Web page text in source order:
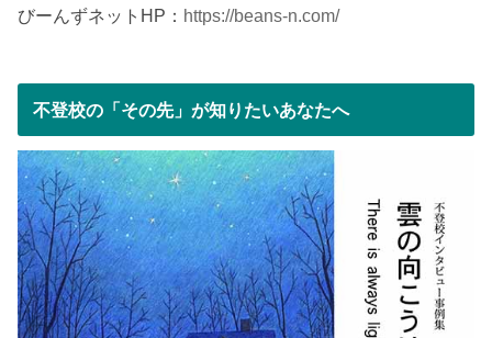
びーんずネットHP： https://beans-n.com/
不登校の「その先」が知りたいあなたへ